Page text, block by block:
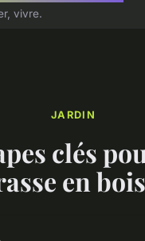
vivre.
JARDIN
clés
en